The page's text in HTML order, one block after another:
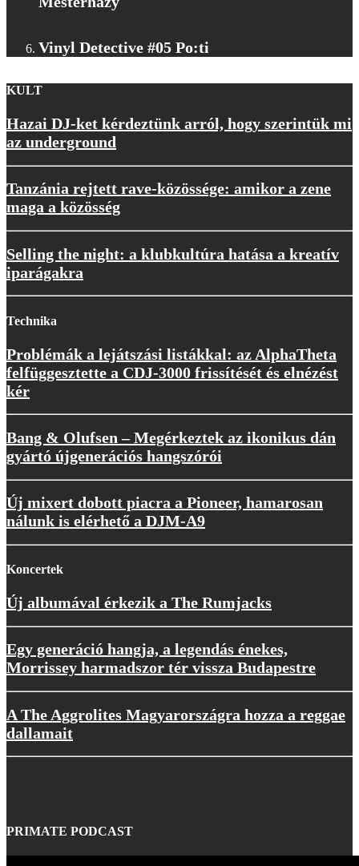
Vinyl Detective #05 Po:ti
KULT
Hazai DJ-ket kérdeztünk arról, hogy szerintük mi
az underground
Tanzánia rejtett rave-közössége: amikor a zene
maga a közösség
Selling the night: a klubkultúra hatása a kreatív
iparágakra
Technika
Problémák a lejátszási listákkal: az AlphaTheta
felfüggesztette a CDJ-3000 frissítését és elnézést
kér
Bang & Olufsen – Megérkeztek az ikonikus dán
gyártó újgenerációs hangszórói
Új mixert dobott piacra a Pioneer, hamarosan
nálunk is elérhető a DJM-A9
Koncertek
Új albumával érkezik a The Rumjacks
Egy generáció hangja, a legendás énekes,
Morrissey harmadszor tér vissza Budapestre
A The Aggrolites Magyarországra hozza a reggae
dallamait
PRIMATE PODCAST